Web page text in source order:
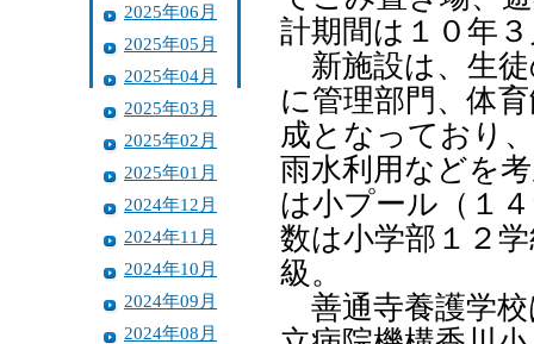
2025年06月
2025年05月
2025年04月
2025年03月
2025年02月
2025年01月
2024年12月
2024年11月
2024年10月
2024年09月
2024年08月
計期間は１０年
新施設は、生徒
に管理部門、体
成となっており
雨水利用などを
は小プール（１
数は小学部１２
級。
善通寺養護学校